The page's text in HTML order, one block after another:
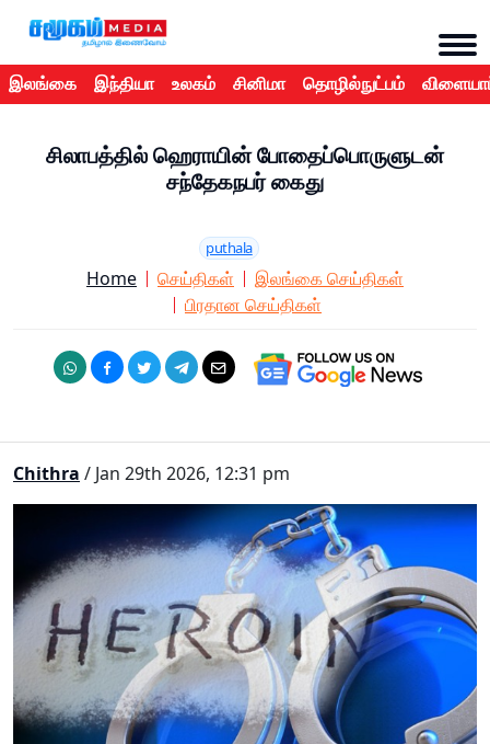
இலங்கை இந்தியா உலகம் சினிமா தொழில்நுட்பம்
சிலாபத்தில் ஹெராயின் போதைப்பொருளுடன்
சந்தேகநபர் கைது
puthala
Home செய்திகள்
இலங்கை செய்திகள்
பிரதான செய்திகள்
Chithra / Jan 29th 2026, 12:31 pm